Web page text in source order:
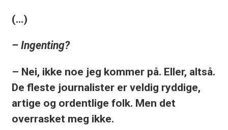
(…)
– Ingenting?
– Nei, ikke noe jeg kommer på. Eller, altså.
De fleste journalister er veldig ryddige,
artige og ordentlige folk. Men det
overrasket meg ikke.